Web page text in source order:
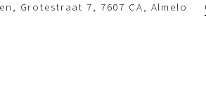
Grotestraat 7, 7607 CA, Almelo